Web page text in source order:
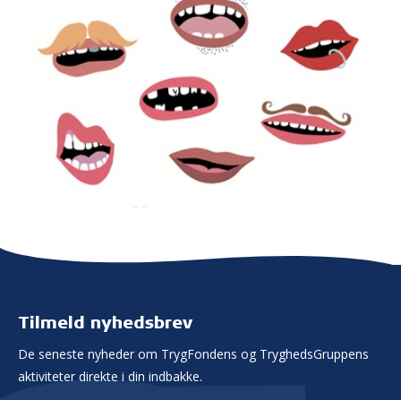
Tilmeld nyhedsbrev
De seneste nyheder om TrygFondens og TryghedsGruppens
aktiviteter direkte i din indbakke.